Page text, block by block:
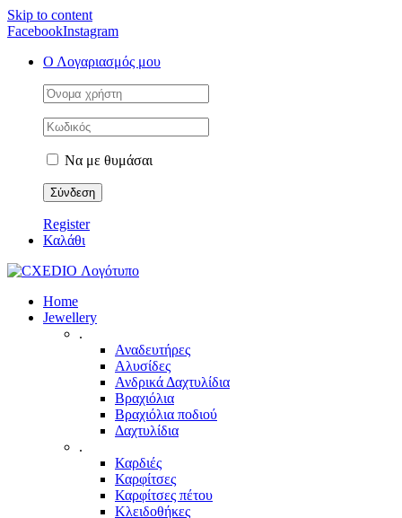
Skip to content
FacebookInstagram
Ο Λογαριασμός μου
Να με θυμάσαι
Register
Καλάθι
Home
Jewellery
.
Αναδευτήρες
Αλυσίδες
Ανδρικά Δαχτυλίδια
Βραχιόλια
Βραχιόλια ποδιού
Δαχτυλίδια
.
Καρδιές
Καρφίτσες
Καρφίτσες πέτου
Κλειδοθήκες